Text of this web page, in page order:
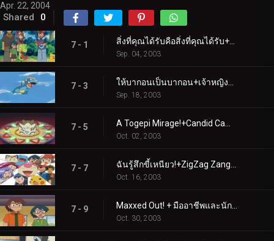
Apr. 22, 2004
Shared 0
7 - 1
Sep. 04, 2003
7 - 3
Sep. 18, 2003
7 - 5
Oct. 02, 2003
7 - 7
Oct. 16, 2003
7 - 9
Oct. 30, 2003